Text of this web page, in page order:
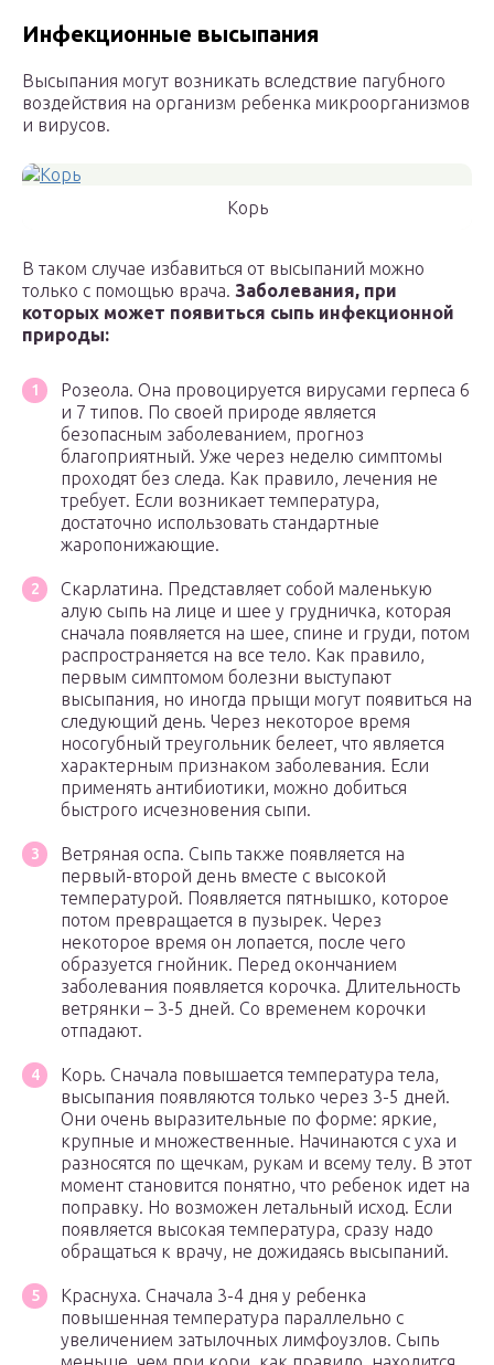
Инфекционные высыпания
Высыпания могут возникать вследствие пагубного
воздействия на организм ребенка микроорганизмов
и вирусов.
Корь
В таком случае избавиться от высыпаний можно
только с помощью врача. Заболевания, при
которых может появиться сыпь инфекционной
природы:
Розеола. Она провоцируется вирусами герпеса 6
и 7 типов. По своей природе является
безопасным заболеванием, прогноз
благоприятный. Уже через неделю симптомы
проходят без следа. Как правило, лечения не
требует. Если возникает температура,
достаточно использовать стандартные
жаропонижающие.
Скарлатина. Представляет собой маленькую
алую сыпь на лице и шее у грудничка, которая
сначала появляется на шее, спине и груди, потом
распространяется на все тело. Как правило,
первым симптомом болезни выступают
высыпания, но иногда прыщи могут появиться на
следующий день. Через некоторое время
носогубный треугольник белеет, что является
характерным признаком заболевания. Если
применять антибиотики, можно добиться
быстрого исчезновения сыпи.
Ветряная оспа. Сыпь также появляется на
первый-второй день вместе с высокой
температурой. Появляется пятнышко, которое
потом превращается в пузырек. Через
некоторое время он лопается, после чего
образуется гнойник. Перед окончанием
заболевания появляется корочка. Длительность
ветрянки – 3-5 дней. Со временем корочки
отпадают.
Корь. Сначала повышается температура тела,
высыпания появляются только через 3-5 дней.
Они очень выразительные по форме: яркие,
крупные и множественные. Начинаются с уха и
разносятся по щечкам, рукам и всему телу. В этот
момент становится понятно, что ребенок идет на
поправку. Но возможен летальный исход. Если
появляется высокая температура, сразу надо
обращаться к врачу, не дожидаясь высыпаний.
Краснуха. Сначала 3-4 дня у ребенка
повышенная температура параллельно с
увеличением затылочных лимфоузлов. Сыпь